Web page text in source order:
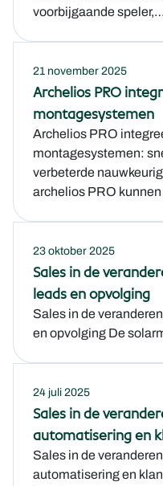
voorbijgaande speler,…
Archelios PRO
montagesystemen
21 november 2025
Archelios PRO
montagesystemen:
verbeterde
archelios PRO
Sales in de
leads en opvolging
23 oktober 2025
Sales in de
en opvolging De
Sales in de
automatisering en
24 juli 2025
Sales in de
automatisering en